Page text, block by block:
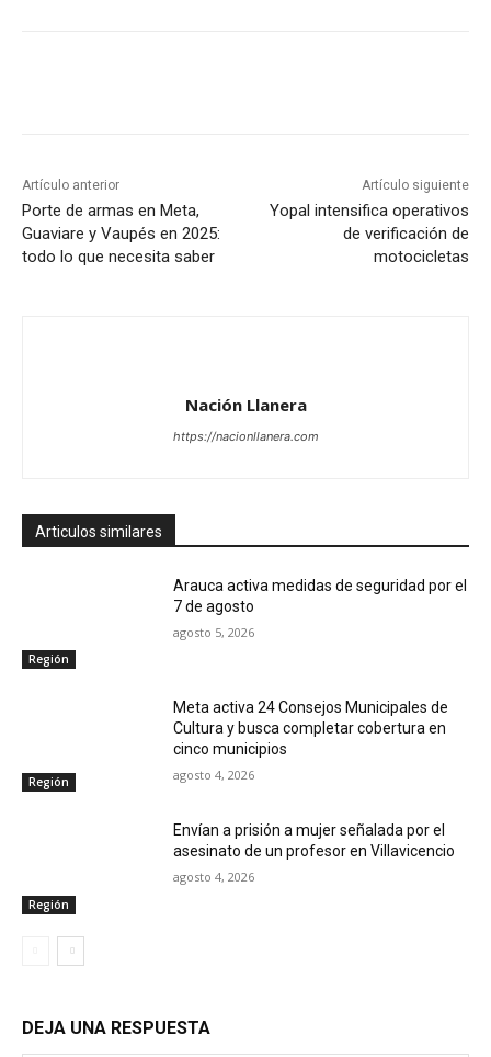
Artículo anterior
Porte de armas en Meta,
Guaviare y Vaupés en 2025:
todo lo que necesita saber
Artículo siguiente
Yopal intensifica operativos
de verificación de
motocicletas
Nación Llanera
https://nacionllanera.com
Articulos similares
Región
Arauca activa medidas de seguridad por el
7 de agosto
agosto 5, 2026
Región
Meta activa 24 Consejos Municipales de
Cultura y busca completar cobertura en
cinco municipios
agosto 4, 2026
Región
Envían a prisión a mujer señalada por el
asesinato de un profesor en Villavicencio
agosto 4, 2026
DEJA UNA RESPUESTA